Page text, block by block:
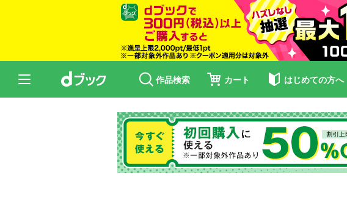
作品検索 カート はじめての方へ